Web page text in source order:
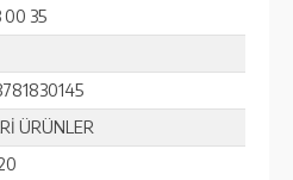
00 35
ÜRÜNLER